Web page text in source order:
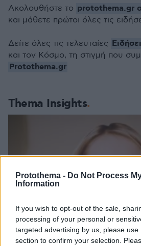
Protothema - Do Not Process
Information
If you wish to opt-out of the sale,
processing of your personal or
targeted advertising by us, please
section to confirm your selection.
Thema Insights
Ακολουθήστε το protothema.gr
και μάθετε πρώτοι όλες τις
Δείτε όλες τις τελευταίες
και τον Κόσμο, τη στιγμή που
Protothema.gr